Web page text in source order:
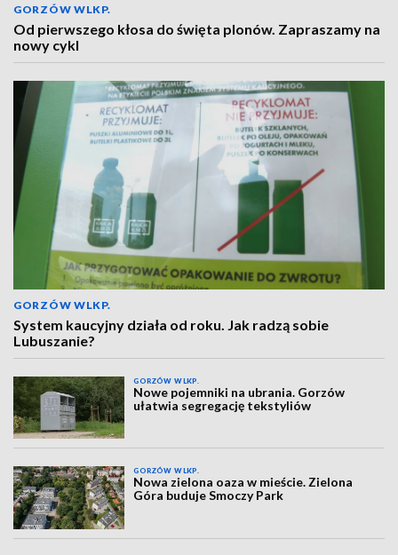
GORZÓW WLKP.
Od pierwszego kłosa do święta plonów. Zapraszamy na
nowy cykl
GORZÓW WLKP.
System kaucyjny działa od roku. Jak radzą sobie
Lubuszanie?
GORZÓW WLKP.
Nowe pojemniki na ubrania. Gorzów
ułatwia segregację tekstyliów
GORZÓW WLKP.
Nowa zielona oaza w mieście. Zielona
Góra buduje Smoczy Park